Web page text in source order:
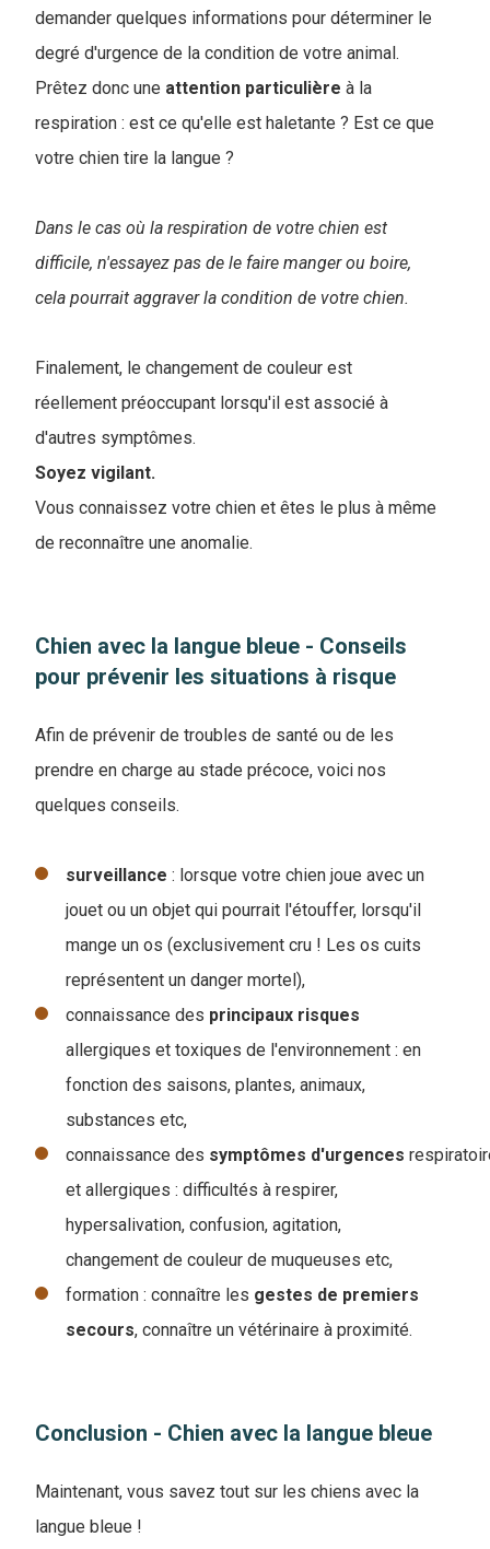
demander quelques informations pour déterminer le
degré d'urgence de la condition de votre animal.
Prêtez donc une attention particulière à la
respiration : est ce qu'elle est haletante ? Est ce que
votre chien tire la langue ?
Dans le cas où la respiration de votre chien est
difficile, n'essayez pas de le faire manger ou boire,
cela pourrait aggraver la condition de votre chien.
Finalement, le changement de couleur est
réellement préoccupant lorsqu'il est associé à
d'autres symptômes.
Soyez vigilant.
Vous connaissez votre chien et êtes le plus à même
de reconnaître une anomalie.
Chien avec la langue bleue - Conseils
pour prévenir les situations à risque
Afin de prévenir de troubles de santé ou de les
prendre en charge au stade précoce, voici nos
quelques conseils.
surveillance : lorsque votre chien joue avec un
jouet ou un objet qui pourrait l'étouffer, lorsqu'il
mange un os (exclusivement cru ! Les os cuits
représentent un danger mortel),
connaissance des principaux risques
allergiques et toxiques de l'environnement : en
fonction des saisons, plantes, animaux,
substances etc,
connaissance des symptômes d'urgences
et allergiques : difficultés à respirer,
hypersalivation, confusion, agitation,
changement de couleur de muqueuses etc,
formation : connaître les gestes de premiers
secours, connaître un vétérinaire à proximité.
Conclusion - Chien avec la langue bleue
Maintenant, vous savez tout sur les chiens avec la
langue bleue !